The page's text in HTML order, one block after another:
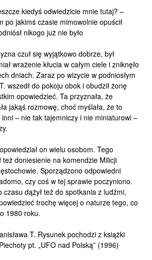
kiedyś odwiedzicie mnie tutaj? –
po jakimś czasie mimowolnie opuścił
nikogo już nie było
czuł się wyjątkowo dobrze, był
wrażenie kłucia w całym ciele i zniknęło
dniach. Zaraz po wizycie w podniosłym
wszedł do pokoju obok i obudził żonę
opowiedzieć. Ta przyznała, że
jakąś rozmowę, choć myślała, że to
inni – nie tak tajemniczy i nie miniaturowi –
on wielu osobom. Tego
też doniesienie na komendzie Milicji
Sporządzono odpowiedni
czy coś w tej sprawie poczyniono.
czasu dążył też do spotkania z ludźmi,
trochę więcej o naturze tego, co
1980 roku.
T. Rysunek pochodzi z książki
pt. „UFO nad Polską” (1996)